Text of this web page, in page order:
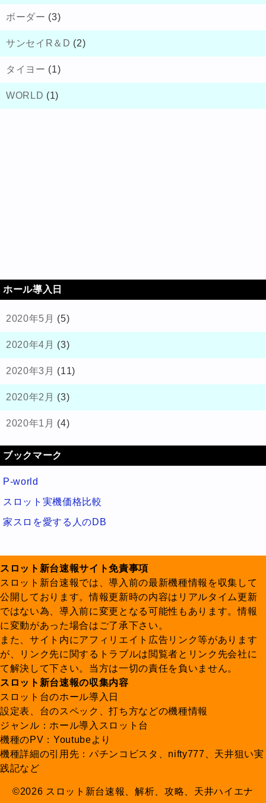
ボーダー (3)
サンセイR＆D (2)
タイヨー (1)
WORLD (1)
ホール導入日
2020年5月 (5)
2020年4月 (3)
2020年3月 (11)
2020年2月 (3)
2020年1月 (4)
ブックマーク
P-world
スロット実機価格比較
家スロを愛する人のDB
スロット新台速報サイト免責事項
スロット新台速報では、導入前の最新機種情報を収集して
公開しております。情報更新時の内容はリアルタイム更新
ではない為、導入前に変更となる可能性もあります。情報
に変動があった場合はご了承下さい。
また、サイト内にアフィリエイト広告リンク等があります
が、リンク先に関するトラブルは閲覧者とリンク先会社に
て解決して下さい。当方は一切の責任を負いません。
スロット新台速報の収集内容
スロット台のホール導入日
設定表、台のスペック、打ち方などの機種情報
ジャンル：ホール導入スロット台
機種のPV：Youtubeより
機種詳細の引用先：パチンコビスタ、nifty777、天井狙い実
践記など
©2026 スロット新台速報、解析、攻略、天井ハイエナ